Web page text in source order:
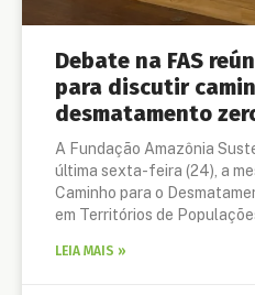
Debate na FAS
para discutir
desmatamento
A Fundação Amazônia
última sexta-feira (24), a
Caminho para o
em Territórios de
LEIA MAIS »